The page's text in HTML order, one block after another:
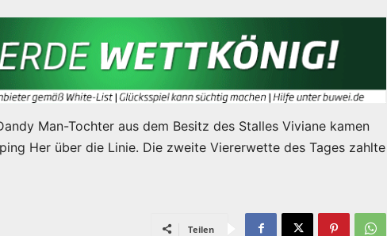
Man-Tochter aus dem Besitz des Stalles Viviane kamen
Her über die Linie. Die zweite Viererwette des Tages zahlte
Teilen